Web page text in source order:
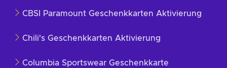
CBSI Paramount Geschenkkarten Aktivierung
Chili's Geschenkkarten Aktivierung
Columbia Sportswear Geschenkkarte